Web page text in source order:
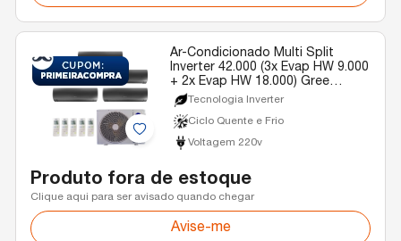
Ar-Condicionado Multi Split
Inverter 42.000 (3x Evap HW 9.000
+ 2x Evap HW 18.000) Gree
Diamond Quente/Frio R-32 220v
Tecnologia Inverter
Ciclo Quente e Frio
Voltagem 220v
Produto fora de estoque
Clique aqui para ser avisado quando chegar
Avise-me